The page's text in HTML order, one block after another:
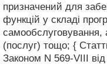
призначений для
функцій у складі
самообслуговування,
(послуг) тощо; {
Законом N 569-VIII